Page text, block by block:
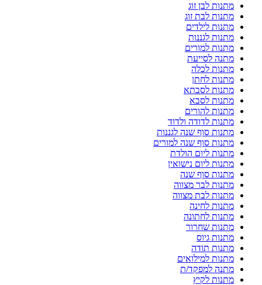
מתנות לבן זוג
מתנות לבת זוג
מתנות לילדים
מתנות לגננות
מתנות למורים
מתנה לסייעת
מתנות לכלה
מתנות לחתן
מתנות לסבתא
מתנות לסבא
מתנות להורים
מתנות לדודה ולדוד
מתנות סוף שנה לגננות
מתנות סוף שנה למורים
מתנות ליום הולדת
מתנות ליום נישואין
מתנות סוף שנה
מתנות לבר מצווה
מתנות לבת מצווה
מתנות לחינה
מתנות לחתונה
מתנות שחרור
מתנות גיוס
מתנות תודה
מתנות למילואים
מתנה למפקד/ת
מתנות לקיץ